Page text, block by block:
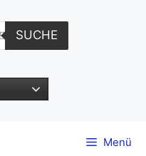
SUCHE
Menü